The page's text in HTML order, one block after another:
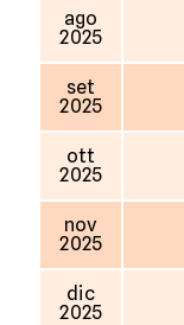
ago
2025
set
2025
ott
2025
nov
2025
dic
2025